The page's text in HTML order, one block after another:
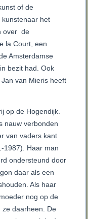
of de
het
over de
la Court, een
Amsterdamse
bezit had. Ook
van Mieris heeft
op de Hogendijk.
nauw verbonden
van vaders kant
1987). Haar man
ondersteund door
daar als een
Als haar
nog op de
ze daarheen. De